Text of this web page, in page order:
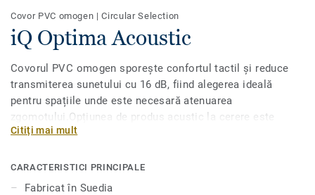
Covor PVC omogen |Circular Selection
iQ Optima Acoustic
Covorul PVC omogen sporește confortul tactil și reduce
transmiterea sunetului cu 16 dB, fiind alegerea ideală
pentru spațiile unde este necesară atenuarea
zgomotului.Opțiunea de produs acustic la cerere este
disponibilă pentru toate cele 55 de nuanțe ale iQ Optimas
clasice.Conceput pentru zone cu trafic intens în instituții
educaționale și unități de sănătate, este extrem de durabil
Citiți mai mult
CARACTERISTICI PRINCIPALE
Fabricat în Suedia